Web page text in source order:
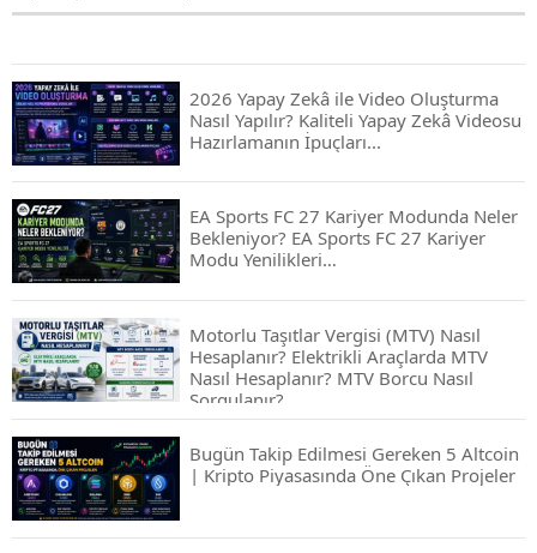
2026 Yapay Zekâ ile Video Oluşturma
Nasıl Yapılır? Kaliteli Yapay Zekâ Videosu
Hazırlamanın İpuçları...
EA Sports FC 27 Kariyer Modunda Neler
Bekleniyor? EA Sports FC 27 Kariyer
Modu Yenilikleri…
Motorlu Taşıtlar Vergisi (MTV) Nasıl
Hesaplanır? Elektrikli Araçlarda MTV
Nasıl Hesaplanır? MTV Borcu Nasıl
Sorgulanır?
Bugün Takip Edilmesi Gereken 5 Altcoin
| Kripto Piyasasında Öne Çıkan Projeler